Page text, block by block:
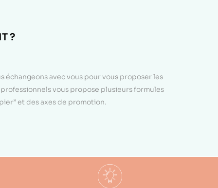
?
échangeons avec vous pour vous proposer les
vous propose plusieurs formules
et des axes de promotion.